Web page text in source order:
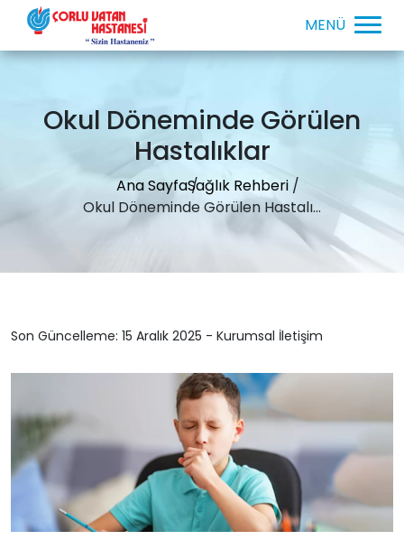
Okul Döneminde Görülen
Hastalıklar
Ana SayfaSağlık Rehberi
Okul Döneminde Görülen Hastalı...
Son Güncelleme: 15 Aralık 2025 - Kurumsal İletişim